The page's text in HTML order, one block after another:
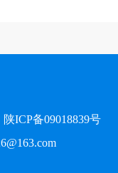
陕ICP备09018839号